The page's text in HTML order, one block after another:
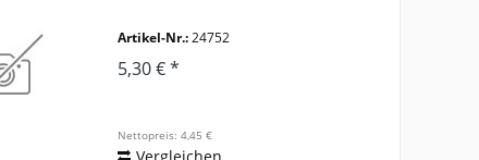
Artikel-Nr.:24752
5,30 € *
Nettopreis: 4,45 €